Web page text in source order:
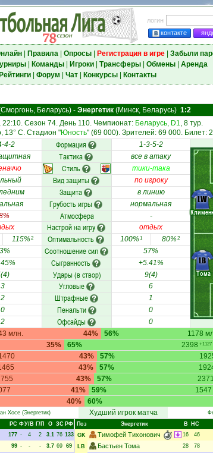
логин
контакте
| Правила| Опросы| Регистрация в игре| Забыли
| Команды| Игроки| Трансферы| Обмены| Аренда
Рейтинги| Форум Чат| Конкурсы| Контакты
Беларусь)- Энергетик(Минск, Беларусь) 1:2
Сезон 74. День 110. Чемпионат: Беларусь, D1, 8 тур.
13° C. Стадион "Юность" (69 000). Зрителей: 69 000. Билет:
4-2 Формация 1-3-5-2
Тома
LB
LW
Тактика
все в атаку
Стиль
тики-така
Вид защиты
по игроку
Защита
в линию
Грубость игры
нормальная
Атмосфера
-
Настрой на игру
отдых
115%2 Оптимальность 100%1 80%2
Соотношение сил
57%
Сыгранность
+5.41%
Удары (в створ)
9(4)
3
Угловые
6
2
Штрафные
1
0
Пенальти
0
2
Офсайды
0
млн. 44% 1178
56%
35% 2398 +1127
65%
43%
57%
43%
57%
43% 2371
57%
41% 1547
59%
40%
60%
Хосе (Энергетик) Худший игрок матча
РC ФУ/В Г/П О ЗС РФ
177 - 4 2 3.1 76 133
99 - - - 3.7 69 69
Поз Энергетик В НC
GK
Тимофей Тихонович 16 46
LB
Бастьен Тома 28 78